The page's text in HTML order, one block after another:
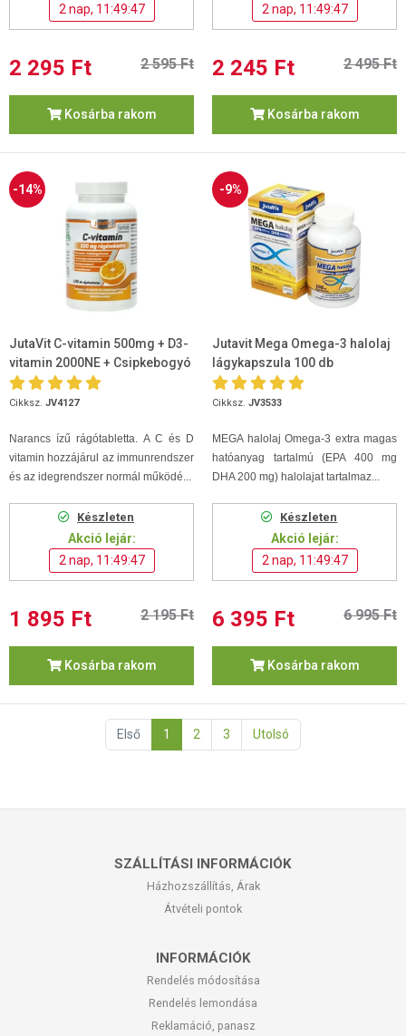
2 nap, 11:49:46
2 295 Ft 2 595 Ft
Kosárba rakom
2 nap, 11:49:46
2 245 Ft 2 495 Ft
Kosárba rakom
-14%
JutaVit C-vitamin 500mg + D3-
vitamin 2000NE + Csipkebogyó
kivonat rágótabletta 100db
Cikksz. JV4127
Narancs ízű rágótabletta. A C és D
vitamin hozzájárul az immunrendszer
és az idegrendszer normál működé...
Készleten
Akció lejár:
2 nap, 11:49:46
1 895 Ft 2 195 Ft
Kosárba rakom
-9%
Jutavit Mega Omega-3 halolaj
lágykapszula 100 db
Cikksz. JV3533
MEGA halolaj Omega-3 extra magas
hatóanyag tartalmú (EPA 400 mg
DHA 200 mg) halolajat tartalmaz...
Készleten
Akció lejár:
2 nap, 11:49:46
6 395 Ft 6 995 Ft
Kosárba rakom
Első 1 2 3 Utolsó
SZÁLLÍTÁSI INFORMÁCIÓK
Házhozszállítás, Árak
Átvételi pontok
INFORMÁCIÓK
Rendelés módosítása
Rendelés lemondása
Reklamáció, panasz